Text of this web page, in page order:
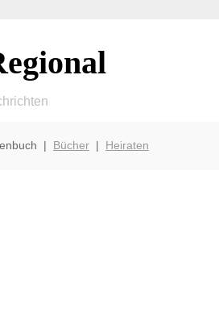
| Bücher| Heiraten